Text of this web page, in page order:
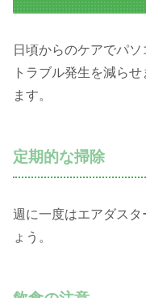
日頃からのケアでパ
トラブル発生を減ら
ます。
定期的な掃除
週に一度はエアダス
ょう。